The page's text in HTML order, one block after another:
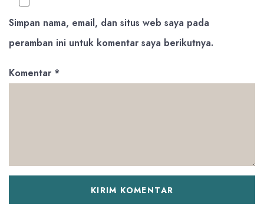
Simpan nama, email, dan situs web saya pada
peramban ini untuk komentar saya berikutnya.
Komentar *